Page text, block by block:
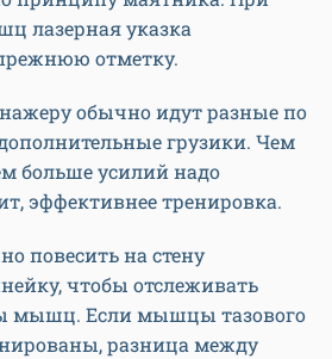
лазерная указка
отметку.
обычно идут разные по
грузики. Чем
больше усилий надо
эффективнее тренировка.
повесить на стену
чтобы отслеживать
мышц. Если мышцы тазового
разница между